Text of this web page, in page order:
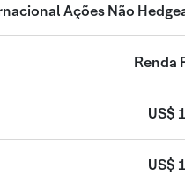
Ações Não
Renda
US$
US$